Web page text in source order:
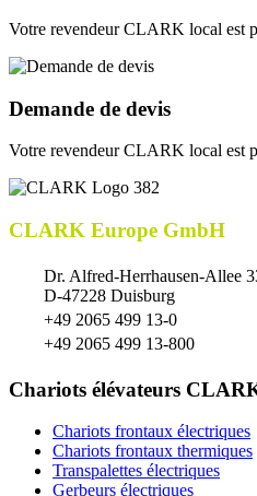
Votre revendeur CLARK local est
Demande de devis
Votre revendeur CLARK local est
CLARK Europe GmbH
Dr. Alfred-Herrhausen-Allee
D-47228 Duisburg
+49 2065 499 13-0
+49 2065 499 13-800
Chariots élévateurs
Chariots frontaux électriques
Chariots frontaux thermiques
Transpalettes électriques
Gerbeurs électriques